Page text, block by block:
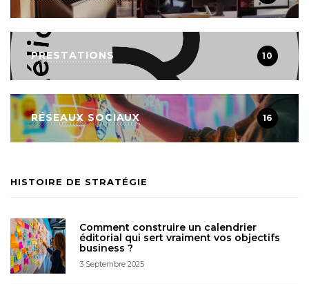
PRESTATIONS 10
RÉSEAUX SOCIAUX 16
HISTOIRE DE STRATÉGIE
Comment construire un calendrier
éditorial qui sert vraiment vos objectifs
business ?
3 Septembre 2025